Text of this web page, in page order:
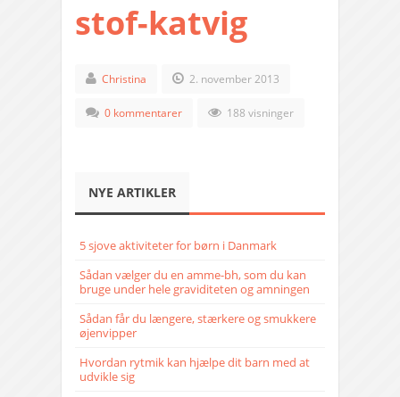
stof-katvig
Christina 2. november 2013
0 kommentarer 188 visninger
NYE ARTIKLER
5 sjove aktiviteter for børn i Danmark
Sådan vælger du en amme-bh, som du kan
bruge under hele graviditeten og amningen
Sådan får du længere, stærkere og smukkere
øjenvipper
Hvordan rytmik kan hjælpe dit barn med at
udvikle sig